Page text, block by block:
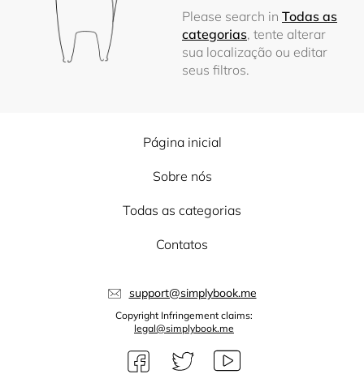
Please search in Todas as
categorias, tente alterar
sua localização ou editar
seus filtros.
Página inicial
Sobre nós
Todas as categorias
Contatos
support@simplybook.me
Copyright Infringement claims:
legal@simplybook.me